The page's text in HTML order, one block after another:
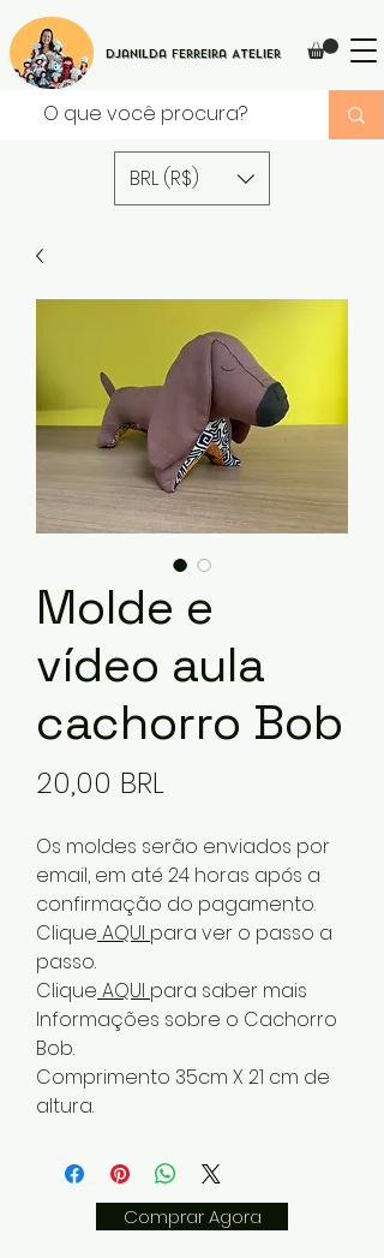
Djanilda Ferreira Atelier
BRL (R$)
Molde e
vídeo aula
cachorro Bob
20,00 BRLPrecio
Os moldes serão enviados por
email, em até 24 horas após a
confirmação do pagamento.
Clique AQUI para ver o passo a
passo.
Clique AQUI para saber mais
Informações sobre o Cachorro
Bob.
Comprimento 35cm X 21 cm de
altura.
Comprar Agora